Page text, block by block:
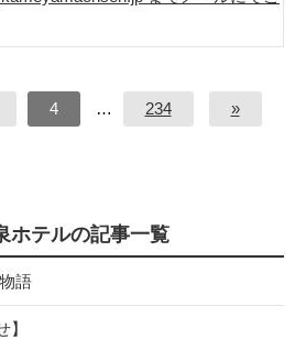
4 … 234 »
ホテルの記事一覧
語